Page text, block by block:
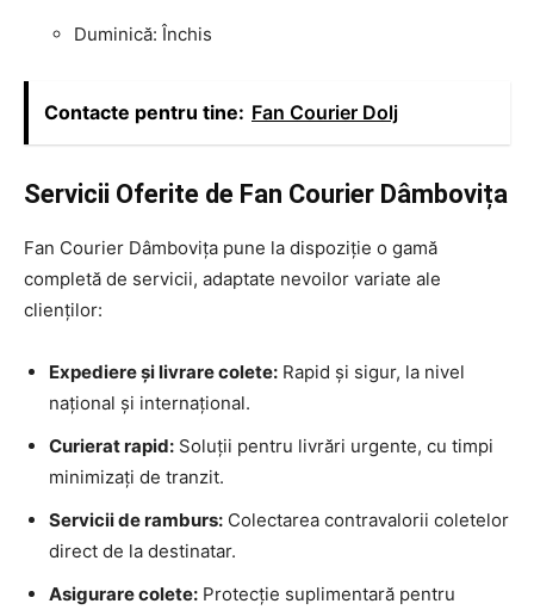
Duminică: Închis
Contacte pentru tine: Fan Courier Dolj
Servicii Oferite de Fan Courier Dâmbovița
Fan Courier Dâmbovița pune la dispoziție o gamă
completă de servicii, adaptate nevoilor variate ale
clienților:
Expediere și livrare colete: Rapid și sigur, la nivel
național și internațional.
Curierat rapid: Soluții pentru livrări urgente, cu timpi
minimizați de tranzit.
Servicii de ramburs: Colectarea contravalorii coletelor
direct de la destinatar.
Asigurare colete: Protecție suplimentară pentru